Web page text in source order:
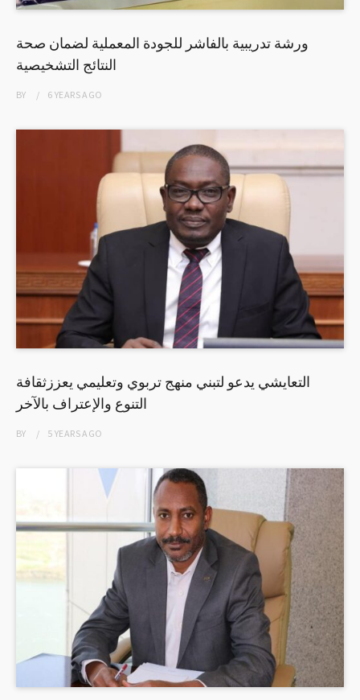
ورشة تدريبية بالفاشر للجودة المعملية لضمان صحة
النتائج التشخيصية
BY 6 YEARSAGO
التعايشي يدعو لتبني منهج تربوي وتعليمي يعززثقافة
التنوع والإعتراف بالآخر
BY 5 YEARSAGO